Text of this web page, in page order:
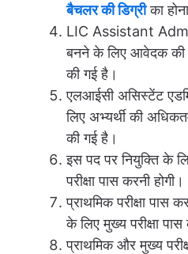
बैचलर की डिग्रीका
LIC Assistant
बनने के लिए आवेदक की
की गई है।
एलआईसी असिस्टेंट
लिए अभ्यर्थी की
की गई है।
इस पद पर नियुक्ति के
परीक्षा पास करनी होगी।
प्राथमिक परीक्षा पास
के लिए मुख्य परीक्षा पास
प्राथमिक और मुख्य